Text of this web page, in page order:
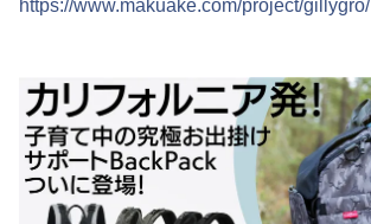
https://www.makuake.com/project/gillygro/